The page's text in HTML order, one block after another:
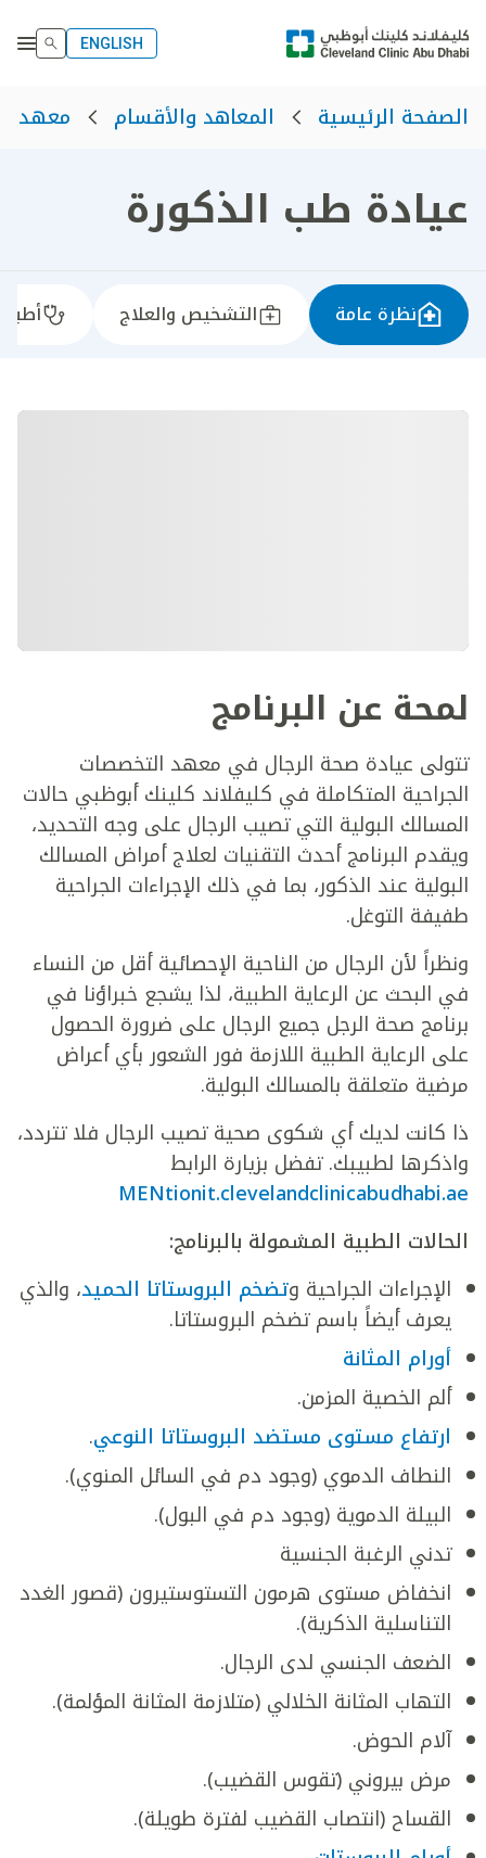
ENGLISH
الصفحة الرئيسية المعاهد والأقسام معهد
عيادة طب الذكورة
نظرة عامة التشخيص والعلاج
لمحة عن البرنامج
تتولى عيادة صحة الرجال في معهد التخصصات
الجراحية المتكاملة في كليفلاند كلينك أبوظبي حالات
المسالك البولية التي تصيب الرجال على وجه التحديد،
ويقدم البرنامج أحدث التقنيات لعلاج أمراض المسالك
البولية عند الذكور، بما في ذلك الإجراءات الجراحية
طفيفة التوغل.
ونظراً لأن الرجال من الناحية الإحصائية أقل من النساء
في البحث عن الرعاية الطبية، لذا يشجع خبراؤنا في
برنامج صحة الرجل جميع الرجال على ضرورة الحصول
على الرعاية الطبية اللازمة فور الشعور بأي أعراض
مرضية متعلقة بالمسالك البولية.
ذا كانت لديك أي شكوى صحية تصيب الرجال فلا تتردد،
واذكرها لطبيبك. تفضل بزيارة الرابط
MENtionit.clevelandclinicabudhabi.ae
الحالات الطبية المشمولة بالبرنامج:
الإجراءات الجراحية وتضخم البروستاتا الحميد، والذي
يعرف أيضاً باسم تضخم البروستاتا.
أورام المثانة
ألم الخصية المزمن.
ارتفاع مستوى مستضد البروستاتا النوعي.
النطاف الدموي (وجود دم في السائل المنوي).
البيلة الدموية (وجود دم في البول).
تدني الرغبة الجنسية
انخفاض مستوى هرمون التستوستيرون (قصور الغدد
التناسلية الذكرية).
الضعف الجنسي لدى الرجال.
التهاب المثانة الخلالي (متلازمة المثانة المؤلمة).
آلام الحوض.
مرض بيروني (تقوس القضيب).
القساح (انتصاب القضيب لفترة طويلة).